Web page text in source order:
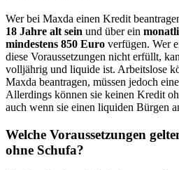
Wer bei Maxda einen Kredit
18 Jahre alt sein und über ein
mindestens 850 Euro verfügen. Wer
diese Voraussetzungen nicht erfüllt,
volljährig und liquide ist. Arbeitslose
Maxda beantragen, müssen jedoch
Allerdings können sie keinen Kredit
auch wenn sie einen liquiden Bürgen
Welche Voraussetzungen
ohne Schufa?